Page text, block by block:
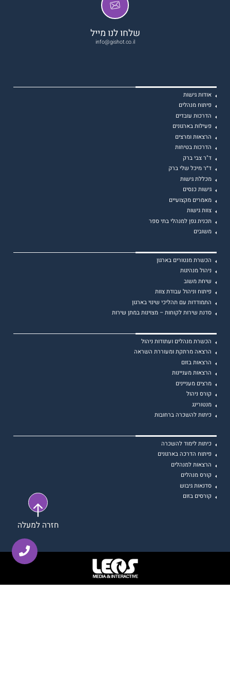
חזרה למעלה
שלחו לנו מייל
info@gishot.co.il
אודות גישות
פיתוח מנהלים
הדרכות עובדים
פעילות בארגונים
הרצאות ומרצים
הדרכות בטיחות
ד"ר צבי ברק
ד״ר מיכל שלי ברק
מכללת גישות
גישות כנסים
מאמרים מקצועיים
צוות גישות
תכנית גפן למנהלי בתי ספר
משובים
הכשרת מנטורים בארגון
ניהול מנהיגות
שיחת משוב
פיתוח וניהול עבודת צוות
התמודדות עם תהליכי שינוי בארגון
סדנת שירות לקוחות – מצוינות במתן שירות
הכשרת מנהלים ועתודות ניהול
הרצאה מרתקת ומעוררת השראה
הרצאות בזום
הרצאות מעניינות
מרצים מעניינים
קורס ניהול
מנטורינג
כיתות להשכרה ברחובות
כיתות לימוד להשכרה
פיתוח הדרכה בארגונים
הרצאות למנהלים
קורס מנהלים
סדנאות גיבוש
קורסים בזום